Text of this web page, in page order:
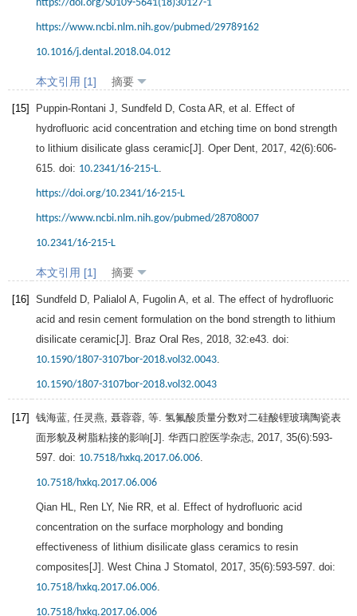
https://doi.org/S0109-5641(18)30127-1
https://www.ncbi.nlm.nih.gov/pubmed/29789162
10.1016/j.dental.2018.04.012
本文引用 [1] 摘要
[15] Puppin-Rontani J Sundfeld D Costa AR , et al. Effect of
hydrofluoric acid concentration and etching time on bond strength
to lithium disilicate glass ceramic[J]. Oper Dent 2017 42(6):606-
615. doi: 10.2341/16-215-L
https://doi.org/10.2341/16-215-L
https://www.ncbi.nlm.nih.gov/pubmed/28708007
10.2341/16-215-L
本文引用 [1] 摘要
[16] Sundfeld D Palialol A Fugolin A , et al. The effect of hydrofluoric
acid and resin cement formulation on the bond strength to lithium
disilicate ceramic[J]. Braz Oral Res 2018 32:e43. doi:
10.1590/1807-3107bor-2018.vol32.0043
10.1590/1807-3107bor-2018.vol32.0043
[17] 钱海蓝, 任灵燕, 聂蓉蓉, 等. 氢氟酸质量分数对二硅酸锂玻璃陶瓷表
面形貌及树脂粘接的影响[J]. 华西口腔医学杂志 2017 35(6):593-
597. doi: 10.7518/hxkq.2017.06.006
10.7518/hxkq.2017.06.006
Qian HL Ren LY, Nie RR , et al. Effect of hydrofluoric acid
concentration on the surface morphology and bonding
effectiveness of lithium disilicate glass ceramics to resin
composites[J]. West China J Stomatol 2017 35(6):593-597. doi:
10.7518/hxkq.2017.06.006
10.7518/hxkq.2017.06.006